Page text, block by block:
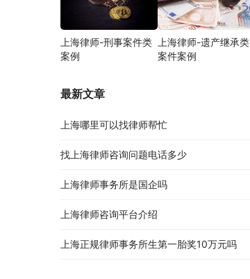
上海律师-刑事案件类
案例
上海律师-遗产继承类
案件案例
最新文章
上海哪里可以找律师帮忙
找上海律师咨询问题电话多少
上海律师事务所是国企吗
上海律师咨询平台介绍
上海正规律师事务所生第一胎奖10万元吗